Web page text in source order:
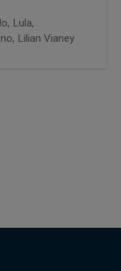
Lula,
Lilian Vianey